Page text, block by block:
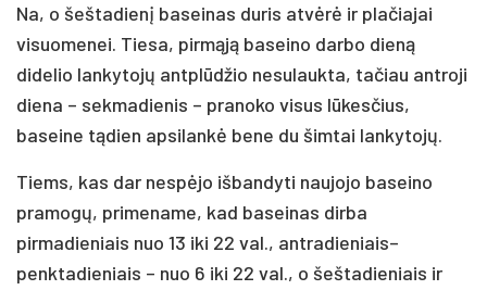
Na, o šeštadienį baseinas duris atvėrė ir plačiajai
visuomenei. Tiesa, pirmąją baseino darbo dieną
didelio lankytojų antplūdžio nesulaukta, tačiau antroji
diena – sekmadienis – pranoko visus lūkesčius,
baseine tądien apsilankė bene du šimtai lankytojų.
Tiems, kas dar nespėjo išbandyti naujojo baseino
pramogų, primename, kad baseinas dirba
pirmadieniais nuo 13 iki 22 val., antradieniais–
penktadieniais – nuo 6 iki 22 val., o šeštadieniais ir